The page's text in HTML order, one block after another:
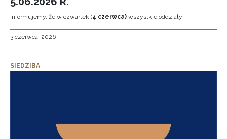
Informujemy, że w czwartek (4 czerwca) wszystkie oddziały
3 czerwca, 2026
SIEDZIBA